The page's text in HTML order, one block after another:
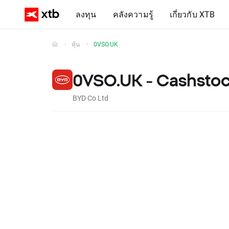
ลงทุน คลังความรู้ เกี่ยวกับ XTB
หุ้น 0VSO.UK
0VSO.UK -
BYD Co Ltd